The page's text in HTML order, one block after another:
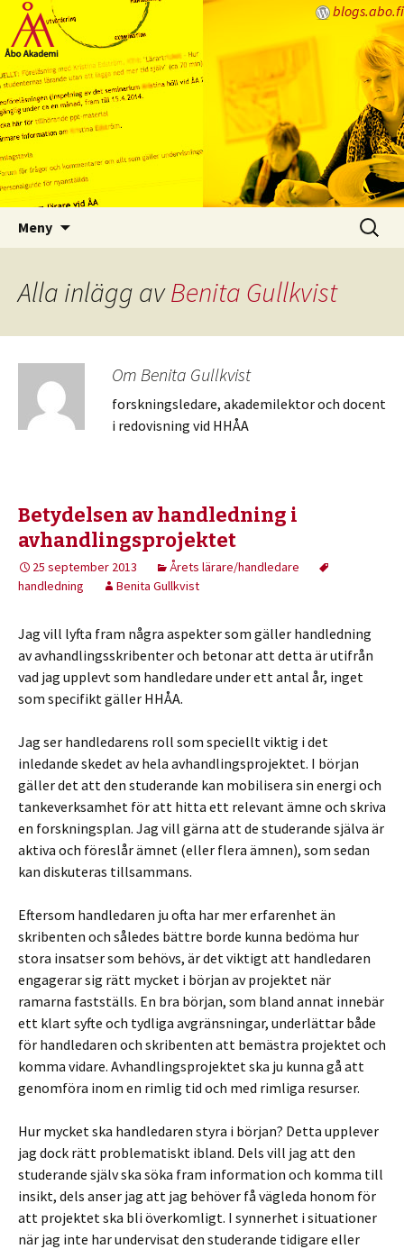
blogs.abo.fi
Lärarbloggen
Meny
Sök
efter:
Alla inlägg avBenita Gullkvist
Om Benita Gullkvist
forskningsledare, akademilektor och docent
i redovisning vid HHÅA
Betydelsen av handledning i
avhandlingsprojektet
25 september 2013
Årets lärare/handledare
handledning
Benita Gullkvist
Jag vill lyfta fram några aspekter som gäller handledning
av avhandlingsskribenter och betonar att detta är utifrån
vad jag upplevt som handledare under ett antal år, inget
som specifikt gäller HHÅA.
Jag ser handledarens roll som speciellt viktig i det
inledande skedet av hela avhandlingsprojektet. I början
gäller det att den studerande kan mobilisera sin energi och
tankeverksamhet för att hitta ett relevant ämne och skriva
en forskningsplan. Jag vill gärna att de studerande själva är
aktiva och föreslår ämnet (eller flera ämnen), som sedan
kan diskuteras tillsammans.
Eftersom handledaren ju ofta har mer erfarenhet än
skribenten och således bättre borde kunna bedöma hur
stora insatser som behövs, är det viktigt att handledaren
engagerar sig rätt mycket i början av projektet när
ramarna fastställs. En bra början, som bland annat innebär
ett klart syfte och tydliga avgränsningar, underlättar både
för handledaren och skribenten att bemästra projektet och
komma vidare. Avhandlingsprojektet ska ju kunna gå att
genomföra inom en rimlig tid och med rimliga resurser.
Hur mycket ska handledaren styra i början? Detta upplever
jag dock rätt problematiskt ibland. Dels vill jag att den
studerande själv ska söka fram information och komma till
insikt, dels anser jag att jag behöver få vägleda honom för
att projektet ska bli överkomligt. I synnerhet i situationer
när jag inte har undervisat den studerande tidigare eller